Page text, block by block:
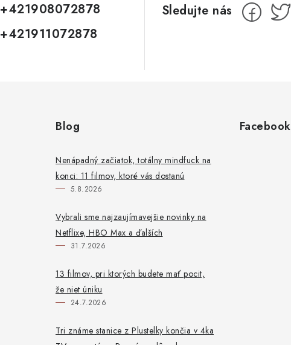
+421908072878
+421911072878
Blog
Nenápadný začiatok, totálny mindfuck na
konci: 11 filmov, ktoré vás dostanú
5.8.2026
Vybrali sme najzaujímavejšie novinky na
Netflixe, HBO Max a ďalších
31.7.2026
13 filmov, pri ktorých budete mať pocit,
že niet úniku
24.7.2026
Tri známe stanice z Plustelky končia v 4ka
Facebook